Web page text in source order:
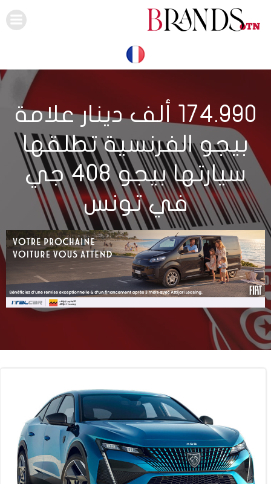
174.990 ألف دينار علامة
بيجو الفرنسية تطلقها
سيارتها بيجو 408 جي
في تونس